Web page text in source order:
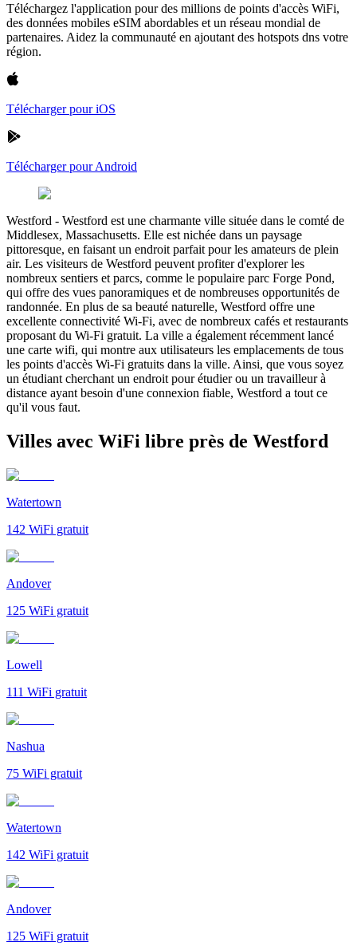
Téléchargez l'application pour des millions de points d'accès WiFi,
des données mobiles eSIM abordables et un réseau mondial de
partenaires. Aidez la communauté en ajoutant des hotspots dns votre
région.
Télécharger pour iOS
Télécharger pour Android
Westford - Westford est une charmante ville située dans le comté de
Middlesex, Massachusetts. Elle est nichée dans un paysage
pittoresque, en faisant un endroit parfait pour les amateurs de plein
air. Les visiteurs de Westford peuvent profiter d'explorer les
nombreux sentiers et parcs, comme le populaire parc Forge Pond,
qui offre des vues panoramiques et de nombreuses opportunités de
randonnée. En plus de sa beauté naturelle, Westford offre une
excellente connectivité Wi-Fi, avec de nombreux cafés et restaurants
proposant du Wi-Fi gratuit. La ville a également récemment lancé
une carte wifi, qui montre aux utilisateurs les emplacements de tous
les points d'accès Wi-Fi gratuits dans la ville. Ainsi, que vous soyez
un étudiant cherchant un endroit pour étudier ou un travailleur à
distance ayant besoin d'une connexion fiable, Westford a tout ce
qu'il vous faut.
Villes avec WiFi libre près de Westford
Watertown
142 WiFi gratuit
Andover
125 WiFi gratuit
Lowell
111 WiFi gratuit
Nashua
75 WiFi gratuit
Watertown
142 WiFi gratuit
Andover
125 WiFi gratuit